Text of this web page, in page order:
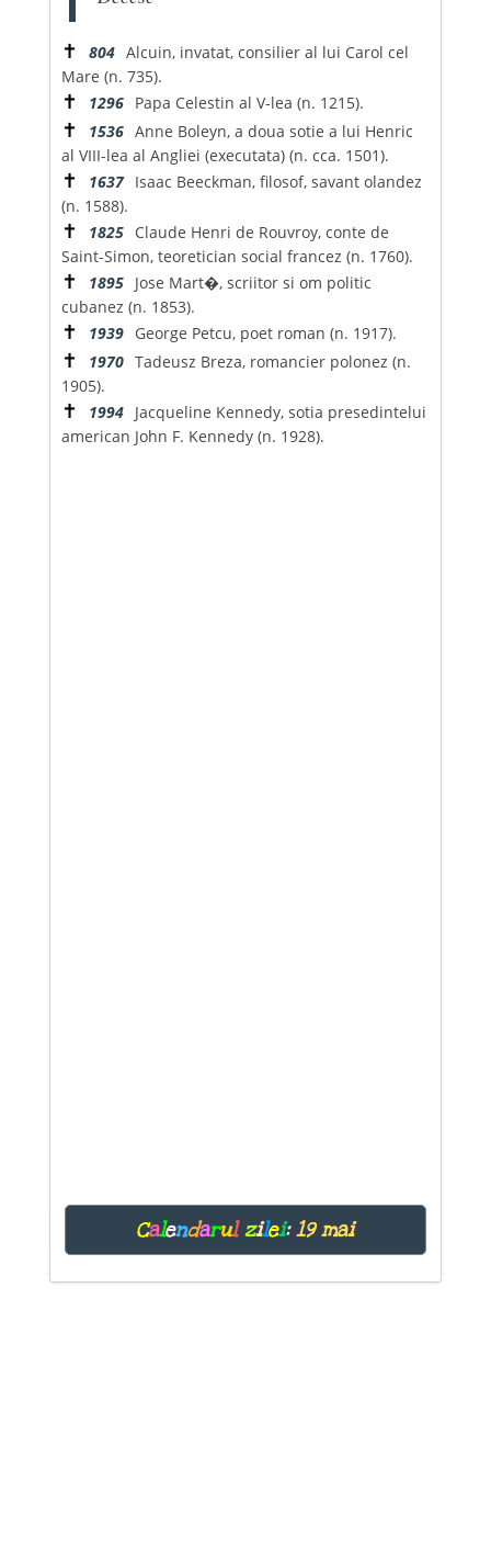
✝ 804 Alcuin, invatat, consilier al lui Carol cel
Mare (n. 735).
✝ 1296 Papa Celestin al V-lea (n. 1215).
✝ 1536 Anne Boleyn, a doua sotie a lui Henric
al VIII-lea al Angliei (executata) (n. cca. 1501).
✝ 1637 Isaac Beeckman, filosof, savant olandez
(n. 1588).
✝ 1825 Claude Henri de Rouvroy, conte de
Saint-Simon, teoretician social francez (n. 1760).
✝ 1895 Jose Mart�, scriitor si om politic
cubanez (n. 1853).
✝ 1939 George Petcu, poet roman (n. 1917).
✝ 1970 Tadeusz Breza, romancier polonez (n.
1905).
✝ 1994 Jacqueline Kennedy, sotia presedintelui
american John F. Kennedy (n. 1928).
Calendarul zilei: 19 mai